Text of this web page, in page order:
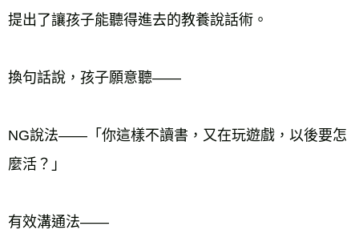
提出了讓孩子能聽得進去的教養說話術。
換句話說，孩子願意聽——
NG說法——「你這樣不讀書，又在玩遊戲，以後要怎
麼活？」
有效溝通法——